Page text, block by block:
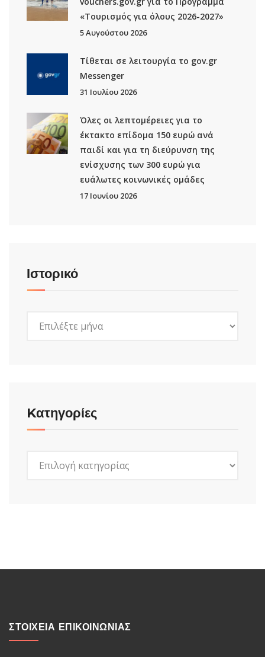
«Τουρισμός για όλους 2026-2027»
5 Αυγούστου 2026
Τίθεται σε λειτουργία το gov.gr
Μessenger
31 Ιουλίου 2026
Όλες οι λεπτομέρειες για το
έκτακτο επίδομα 150 ευρώ ανά
παιδί και για τη διεύρυνση της
ενίσχυσης των 300 ευρώ για
ευάλωτες κοινωνικές ομάδες
17 Ιουνίου 2026
Ιστορικό
Kατηγορίες
ΣΤΟΙΧΕΙΑ ΕΠΙΚΟΙΝΩΝΙΑΣ